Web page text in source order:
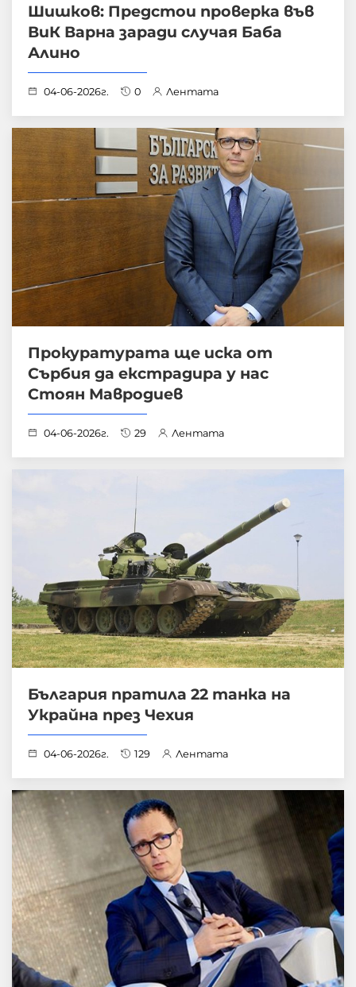
Шишков: Предстои проверка във
ВиК Варна заради случая Баба
Алино
04-06-2026г. 0 Лентата
Прокуратурата ще иска от
Сърбия да екстрадира у нас
Стоян Мавродиев
04-06-2026г. 29 Лентата
България пратила 22 танка на
Украйна през Чехия
04-06-2026г. 129 Лентата